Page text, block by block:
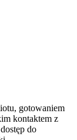
gotowaniem
kontaktem z
do